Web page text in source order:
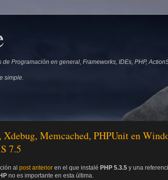
Programación en general, Frameworks, IDEs, PHP,
simple.
Memcached, PHPUnit en
7.5
al post anterior en el que instalé PHP 5.3.5 y una
no es importante en esta última.